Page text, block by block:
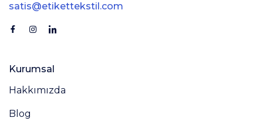
satis@etikettekstil.com
Kurumsal
Hakkımızda
Blog